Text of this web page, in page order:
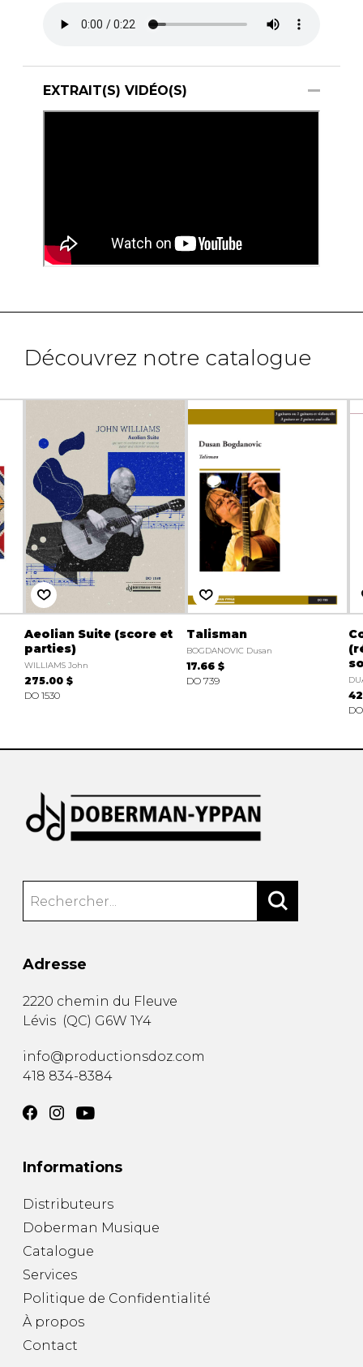
EXTRAIT(S) VIDÉO(S)
Découvrez notre catalogue
Aeolian Suite (score et
parties)
WILLIAMS John
275.00 $
DO 1530
Talisman
BOGDANOVIC Dusan
17.66 $
DO 739
DO
Adresse
2220 chemin du Fleuve
Lévis (QC) G6W 1Y4
info@productionsdoz.com
418 834-8384
Informations
Distributeurs
Doberman Musique
Catalogue
Services
Politique de Confidentialité
À propos
Contact